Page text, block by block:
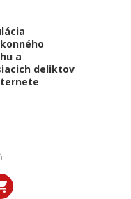
a
deliktov